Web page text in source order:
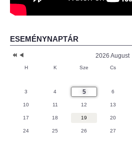
ESEMÉNYNAPTÁR
2026 August
H K Sze Cs
3 4 5 6
10 11 12 13
17 18 19 20
24 25 26 27